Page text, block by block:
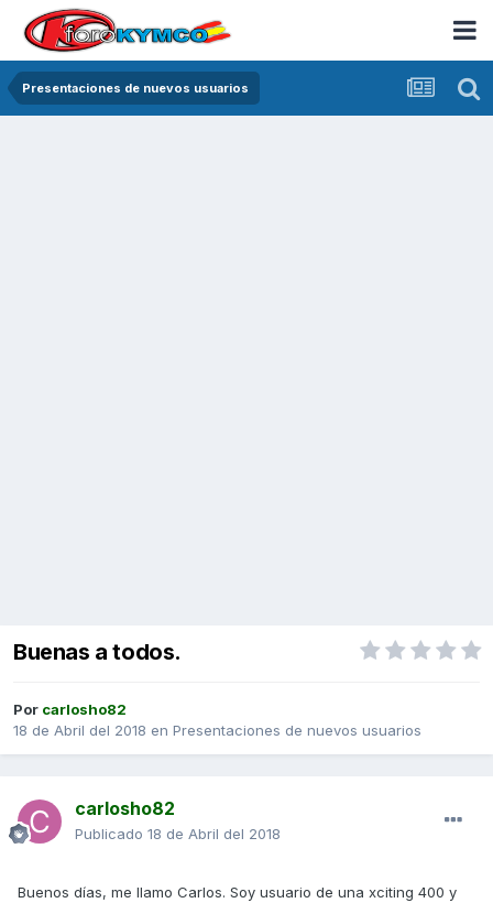
Presentaciones de nuevos usuarios
Buenas a todos.
Por carlosho82
18 de Abril del 2018 en Presentaciones de nuevos usuarios
carlosho82
Publicado 18 de Abril del 2018
Buenos días, me llamo Carlos. Soy usuario de una xciting 400 y